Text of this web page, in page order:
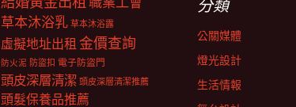
草本沐浴乳 草本沐浴露
虛擬地址出租 金價查詢
防火泥 防盜扣 電子防盜門
頭皮深層清潔 頭皮深層清潔推薦
頭髮保養品推薦
分類
公關媒體
燈光設計
生活情報